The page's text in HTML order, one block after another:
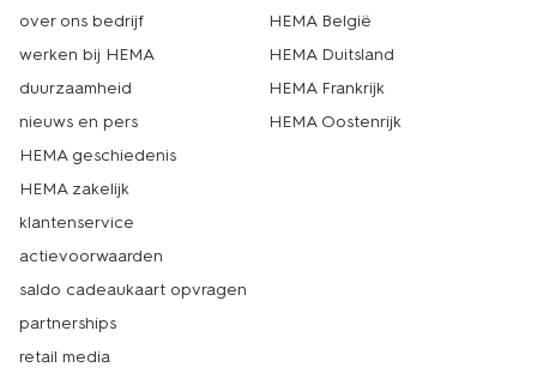
over ons bedrijf
werken bij HEMA
duurzaamheid
nieuws en pers
HEMA geschiedenis
HEMA zakelijk
klantenservice
actievoorwaarden
saldo cadeaukaart opvragen
partnerships
retail media
HEMA België
HEMA Duitsland
HEMA Frankrijk
HEMA Oostenrijk